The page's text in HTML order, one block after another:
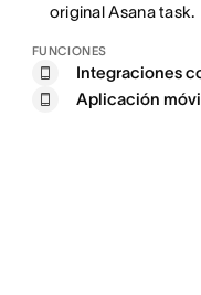
original Asana task.
FUNCIONES
Integraciones
Aplicación